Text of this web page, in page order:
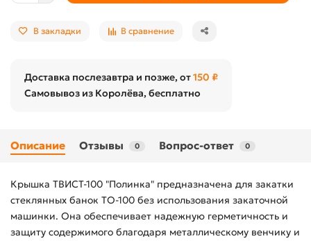
В закладки В сравнение
Доставка послезавтра и позже, от150 ₽
Самовывоз из Королёва, бесплатно
Описание Отзывы 0 Вопрос-ответ 0
Крышка ТВИСТ-100 "Полинка" предназначена для закатки
стеклянных банок ТО-100 без использования закаточной
машинки. Она обеспечивает надежную герметичность и
защиту содержимого благодаря металлическому венчику и